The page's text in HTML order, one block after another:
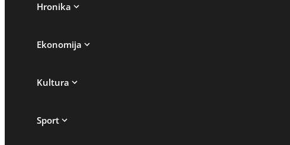
Hronika
Ekonomija
Kultura
Sport